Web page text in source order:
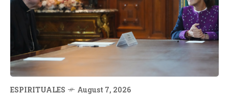
ESPIRITUALES August 7, 2026